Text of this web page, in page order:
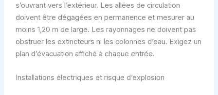
s’ouvrant vers l’extérieur. Les allées de circulation
doivent être dégagées en permanence et mesurer au
moins 1,20 m de large. Les rayonnages ne doivent pas
obstruer les extincteurs ni les colonnes d’eau. Exigez un
plan d’évacuation affiché à chaque entrée.
Installations électriques et risque d’explosion